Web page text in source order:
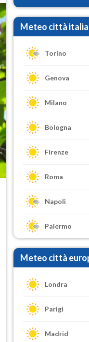
Meteo città
Torino
Genova
Milano
Bologna
Firenze
Roma
Napoli
Palermo
Meteo città
Londra
Parigi
Madrid